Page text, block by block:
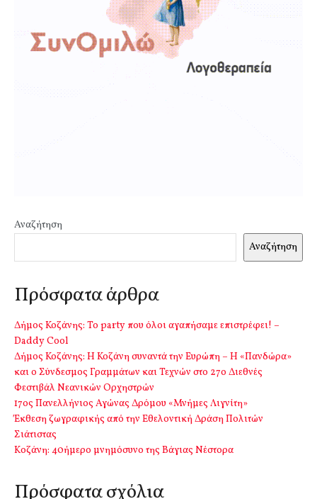
Αναζήτηση
Αναζήτηση
Πρόσφατα άρθρα
Δήμος Κοζάνης: Το party που όλοι αγαπήσαμε επιστρέφει! –
Daddy Cool
Δήμος Κοζάνης: Η Κοζάνη συναντά την Ευρώπη – Η «Πανδώρα»
και ο Σύνδεσμος Γραμμάτων και Τεχνών στο 27ο Διεθνές
Φεστιβάλ Νεανικών Ορχηστρών
17ος Πανελλήνιος Αγώνας Δρόμου «Μνήμες Λιγνίτη»
Έκθεση ζωγραφικής από την Εθελοντική Δράση Πολιτών
Σιάτιστας
Kοζάνη: 40ήμερο μνημόσυνο της Βάγιας Νέστορα
Πρόσφατα σχόλια